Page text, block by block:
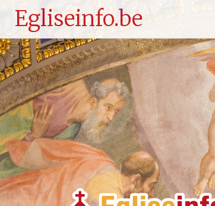
Egliseinfo.be